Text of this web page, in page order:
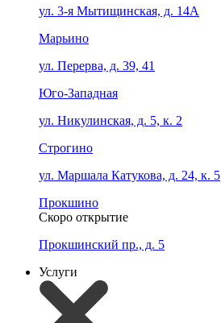
ул. 3-я Мытищинская, д. 14А
Марьино
ул. Перерва, д. 39, 41
Юго-Западная
ул. Никулинская, д. 5, к. 2
Строгино
ул. Маршала Катукова, д. 24, к. 5
Прокшино
Скоро открытие
Прокшинский пр., д. 5
Услуги